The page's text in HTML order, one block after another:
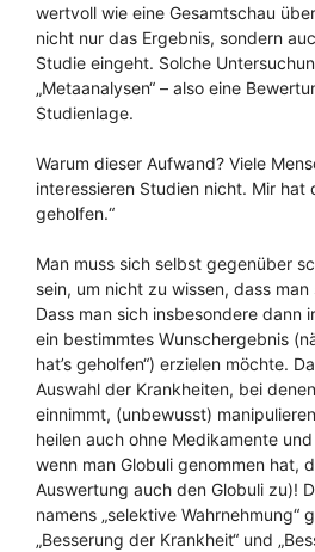
wertvoll wie eine Gesamtschau
nicht nur das Ergebnis, sondern
Studie eingeht. Solche
„Metaanalysen“ – also eine
Studienlage.
Warum dieser Aufwand? Viele
interessieren Studien nicht. Mir hat
geholfen.“
Man muss sich selbst gegenüber
sein, um nicht zu wissen, dass
Dass man sich insbesondere dann
ein bestimmtes Wunschergebnis
hat’s geholfen“) erzielen möchte.
Auswahl der Krankheiten, bei
einnimmt, (unbewusst)
heilen auch ohne Medikamente
wenn man Globuli genommen hat,
Auswertung auch den Globuli zu)!
namens „selektive Wahrnehmung“
„Besserung der Krankheit“ und